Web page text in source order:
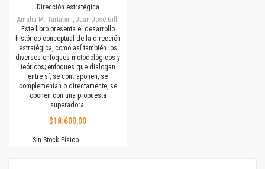
Dirección estratégica
Amalia M. Tartabini, Juan José Gilli
Este libro presenta el desarrollo
histórico conceptual de la dirección
estratégica, como así también los
diversos enfoques metodológicos y
teóricos; enfoques que dialogan
entre sí, se contraponen, se
complementan o directamente, se
oponen con una propuesta
superadora.
$18.600,00
Sin Stock Físico